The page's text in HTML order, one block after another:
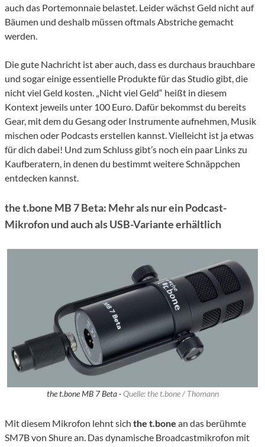
auch das Portemonnaie belastet. Leider wächst Geld nicht auf
Bäumen und deshalb müssen oftmals Abstriche gemacht
werden.
Die gute Nachricht ist aber auch, dass es durchaus brauchbare
und sogar einige essentielle Produkte für das Studio gibt, die
nicht viel Geld kosten. „Nicht viel Geld“ heißt in diesem
Kontext jeweils unter 100 Euro. Dafür bekommst du bereits
Gear, mit dem du Gesang oder Instrumente aufnehmen, Musik
mischen oder Podcasts erstellen kannst. Vielleicht ist ja etwas
für dich dabei! Und zum Schluss gibt’s noch ein paar Links zu
Kaufberatern, in denen du bestimmt weitere Schnäppchen
entdecken kannst.
the t.bone MB 7 Beta: Mehr als nur ein Podcast-
Mikrofon und auch als USB-Variante erhältlich
the t.bone MB 7 Beta · Quelle: the t.bone / Thomann
Mit diesem Mikrofon lehnt sich the t.bone an das berühmte
SM7B von Shure an. Das dynamische Broadcastmikrofon mit